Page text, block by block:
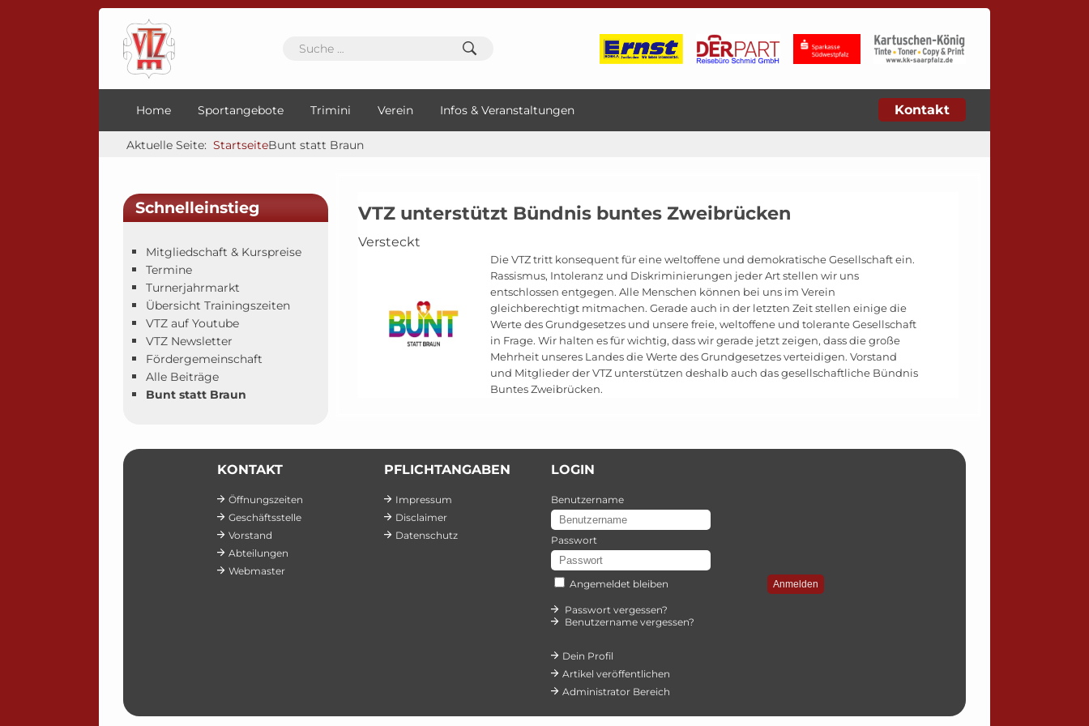
Home Sportangebote Trimini Verein Infos & Veranstaltungen Kontakt
Aktuelle Seite: StartseiteBunt statt Braun
Schnelleinstieg
Mitgliedschaft & Kurspreise
Termine
Turnerjahrmarkt
Übersicht Trainingszeiten
VTZ auf Youtube
VTZ Newsletter
Fördergemeinschaft
Alle Beiträge
Bunt statt Braun
VTZ unterstützt Bündnis buntes Zweibrücken
Versteckt
Die VTZ tritt konsequent für eine weltoffene und demokratische Gesellschaft ein.
Rassismus, Intoleranz und Diskriminierungen jeder Art stellen wir uns
entschlossen entgegen. Alle Menschen können bei uns im Verein
gleichberechtigt mitmachen. Gerade auch in der letzten Zeit stellen einige die
Werte des Grundgesetzes und unsere freie, weltoffene und tolerante Gesellschaft
in Frage. Wir halten es für wichtig, dass wir gerade jetzt zeigen, dass die große
Mehrheit unseres Landes die Werte des Grundgesetzes verteidigen. Vorstand
und Mitglieder der VTZ unterstützen deshalb auch das gesellschaftliche Bündnis
Buntes Zweibrücken.
KONTAKT
Öffnungszeiten
Geschäftsstelle
Vorstand
Abteilungen
Webmaster
PFLICHTANGABEN
Impressum
Disclaimer
Datenschutz
LOGIN
Benutzername
Passwort
Angemeldet bleiben Anmelden
Passwort vergessen?
Benutzername vergessen?
Dein Profil
Artikel veröffentlichen
Administrator Bereich